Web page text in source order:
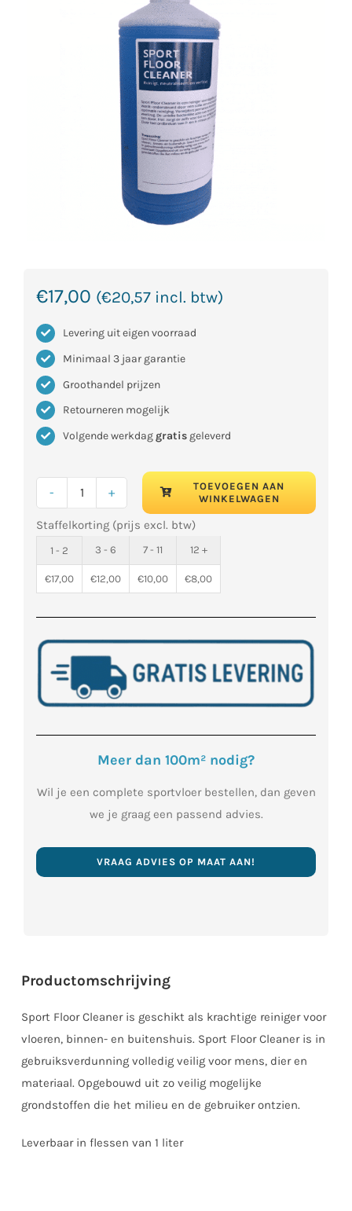
Productomschrijving
Sport Floor Cleaner is geschikt als krachtige reiniger voor
vloeren, binnen- en buitenshuis. Sport Floor Cleaner is in
gebruiksverdunning volledig veilig voor mens, dier en
materiaal. Opgebouwd uit zo veilig mogelijke
grondstoffen die het milieu en de gebruiker ontzien.
Leverbaar in flessen van 1 liter
€17,00 (€20,57 incl. btw)
Levering uit eigen voorraad
Minimaal 3 jaar garantie
Groothandel prijzen
Retourneren mogelijk
Volgende werkdaggratisgeleverd
Sport
Floor
aantal
TOEVOEGEN AAN
WINKELWAGEN
Staffelkorting (prijs excl. btw)
1 - 2 3 - 6 7 - 11 12 +
€17,00 €12,00 €10,00 €8,00
Meer dan 100m² nodig?
Wil je een complete sportvloer bestellen, dan geven
we je graag een passend advies.
VRAAG ADVIES OP MAAT AAN!